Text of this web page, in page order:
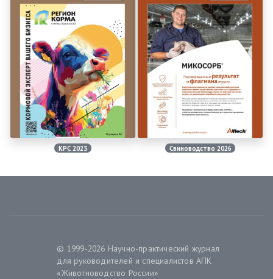
КРС 2025 Свиноводство 2026
© 1999-2026 Научно-практический журнал
для руководителей и специалистов АПК
«Животноводство России»